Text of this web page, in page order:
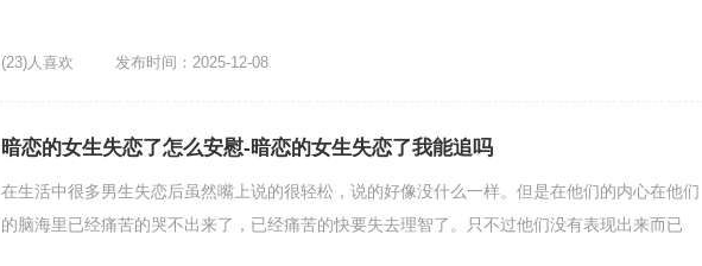
(23)人喜欢 发布时间：2025-12-08
暗恋的女生失恋了怎么安慰-暗恋的女生失恋了我能追吗
在生活中很多男生失恋后虽然嘴上说的很轻松，说的好像没什么一样。但是在他们的内心在他们
的脑海里已经痛苦的哭不出来了，已经痛苦的快要失去理智了。只不过他们没有表现出来而已